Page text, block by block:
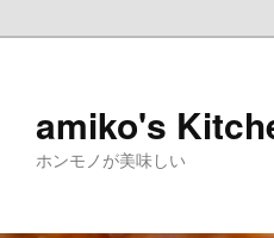
amiko's
ホンモノが美味しい